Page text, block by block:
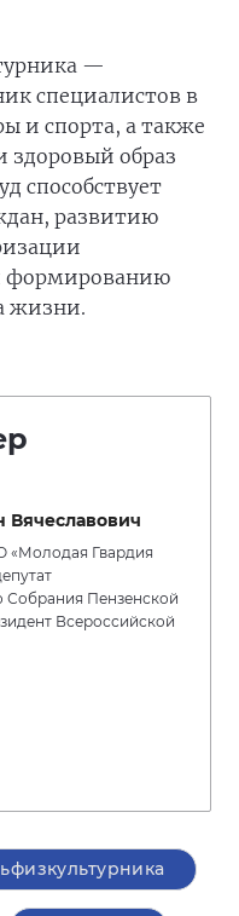
—
специалистов в
и спорта, а также
здоровый образ
способствует
развитию
формированию
жизни.
«Молодая Гвардия
Собрания Пензенской
Всероссийской